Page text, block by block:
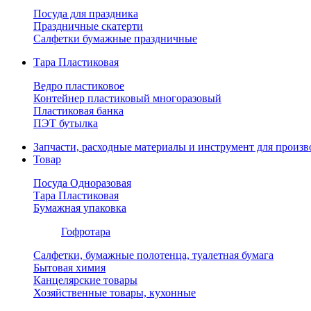
Посуда для праздника
Праздничные скатерти
Салфетки бумажные праздничные
Тара Пластиковая
Ведро пластиковое
Контейнер пластиковый многоразовый
Пластиковая банка
ПЭТ бутылка
Запчасти, расходные материалы и инструмент для
Товар
Посуда Одноразовая
Тара Пластиковая
Бумажная упаковка
Гофротара
Салфетки, бумажные полотенца, туалетная бумага
Бытовая химия
Канцелярские товары
Хозяйственные товары, кухонные